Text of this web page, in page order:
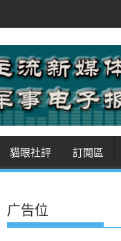
貓眼社評 訂閲區
广告位